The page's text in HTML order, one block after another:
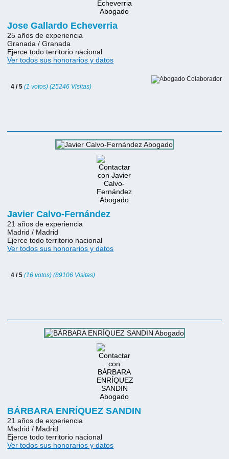
Jose Gallardo Echeverria
25 años de experiencia
Granada / Granada
Ejerce todo territorio nacional
Ver todos sus honorarios y datos
4 / 5(1 votos) (25246 Visitas)
Javier Calvo-Fernández
21 años de experiencia
Madrid / Madrid
Ejerce todo territorio nacional
Ver todos sus honorarios y datos
4 / 5(16 votos) (89106 Visitas)
BÁRBARA ENRÍQUEZ SANDIN
21 años de experiencia
Madrid / Madrid
Ejerce todo territorio nacional
Ver todos sus honorarios y datos